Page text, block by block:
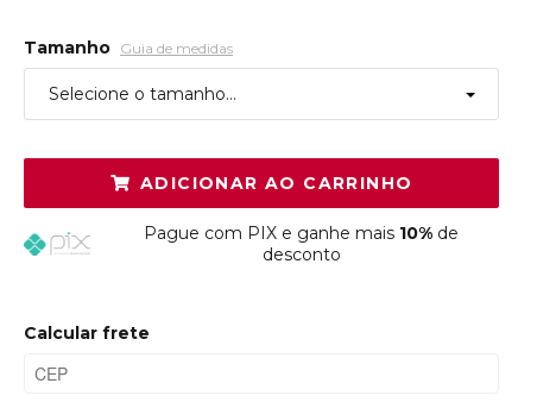
Tamanho Guia de medidas
Selecione o tamanho...
Restam mais de 6 itens
G Restam mais de 6 itens
ADICIONAR AO CARRINHO
Pague com PIX e ganhe mais 10% de
desconto
Calcular frete